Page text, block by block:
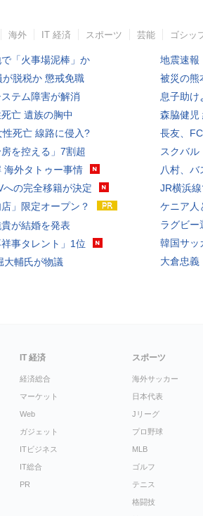
海外 IT 経済 スポーツ 芸能 ゴシッ
「火事場泥棒」か
が脱税か 懲戒免職
テム障害が解消
亡 遺族の胸中
死亡 線路に侵入?
を控える」7割超
海外タトゥー事情
への完全移籍が決定
」限定オープン？
が結婚を発表
祥事タレント」1位
大輔氏が物議
地震速報
被災の熊
息子助け
森脇健児
長友、
スクバル
八村、バ
JR横浜
ケニア人
ラグビー
韓国サッ
大倉忠義
IT 経済
経済総合
マーケット
Web
ガジェット
ITビジネス
IT総合
PR
スポーツ
海外サッカー
日本代表
Jリーグ
プロ野球
MLB
ゴルフ
テニス
格闘技